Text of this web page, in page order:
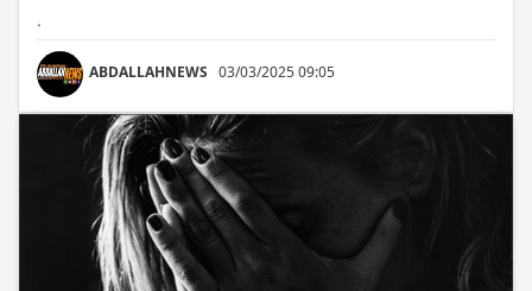
.
ABDALLAHNEWS 03/03/2025 09:05